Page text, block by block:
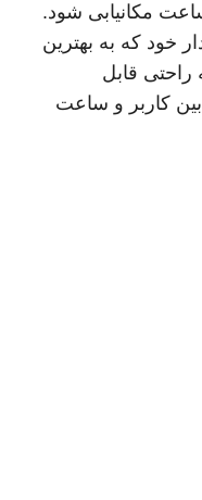
ساعت مکانیابی شود.
خود که به بهترین
قابل
کاربر و ساعت